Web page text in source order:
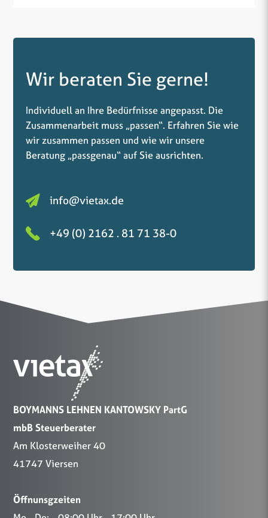
Wir beraten Sie gerne!
Individuell an Ihre Bedürfnisse angepasst. Die
Zusammenarbeit muss „passen“. Erfahren Sie wie
wir zusammen passen und wie wir unsere
Beratung „passgenau“ auf Sie ausrichten.
info@vietax.de
+49 (0) 2162 . 81 71 38-0
BOYMANNS LEHNEN KANTOWSKY PartG
mbB Steuerberater
Am Klosterweiher 40
41747 Viersen
Öffnunsgzeiten